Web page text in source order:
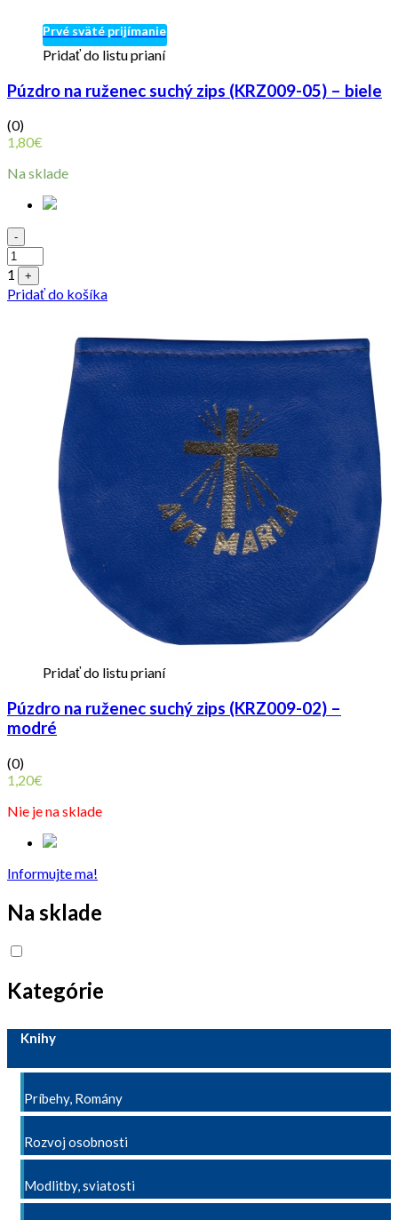
Prvé sväté prijímanie
Pridať do listu prianí
Púzdro na ruženec suchý zips (KRZ009-05) – biele
(0)
1,80€
Na sklade
Quantity
-
1 +
Pridať do košíka
Pridať do listu prianí
Púzdro na ruženec suchý zips (KRZ009-02) –
modré
(0)
1,20€
Nie je na sklade
Informujte ma!
Na sklade
Kategórie
Knihy
Príbehy, Romány
Rozvoj osobnosti
Modlitby, sviatosti